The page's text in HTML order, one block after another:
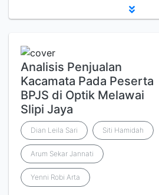
Analisis Penjualan
Kacamata Pada Peserta
BPJS di Optik Melawai
Slipi Jaya
Dian Leila Sari Siti Hamidah
Arum Sekar Jannati
Yenni Robi Arta